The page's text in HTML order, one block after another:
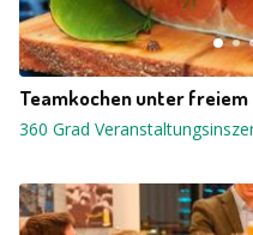
Teamkochen unter freiem
360 Grad